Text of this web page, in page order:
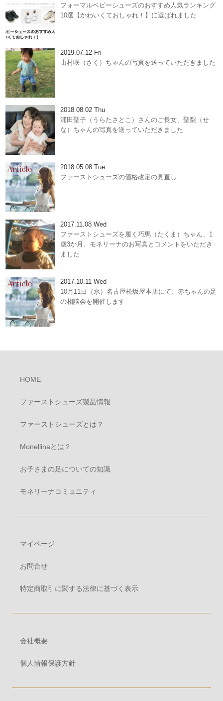
フォーマルベビーシューズのおすすめ人気ランキング
10選【かわいくておしゃれ！】に選ばれました
2019.07.12 Fri
山村咲（さく）ちゃんの写真を送っていただきました
2018.08.02 Thu
浦田聖子（うらたさとこ）さんのご長女、聖梨（せ
な）ちゃんの写真を送っていただきました
2018.05.08 Tue
ファーストシューズの価格改定の見直し
2017.11.08 Wed
ファーストシューズを履く巧馬（たくま）ちゃん、1
歳3か月。モネリーナのお写真とコメントをいただき
ました
2017.10.11 Wed
10月11日（水）名古屋松坂屋本店にて、赤ちゃんの足
の相談会を開催します
HOME
ファーストシューズ製品情報
ファーストシューズとは？
Monellinaとは？
お子さまの足についての知識
モネリーナコミュニティ
マイページ
お問合せ
特定商取引に関する法律に基づく表示
会社概要
個人情報保護方針